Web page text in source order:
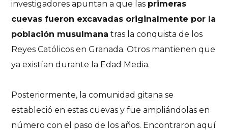
investigadores apuntan a que las primeras
cuevas fueron excavadas originalmente por la
población musulmana tras la conquista de los
Reyes Católicos en Granada. Otros mantienen que
ya existían durante la Edad Media.
Posteriormente, la comunidad gitana se
estableció en estas cuevas y fueampliándolas en
número con el paso de los años. Encontraron aquí